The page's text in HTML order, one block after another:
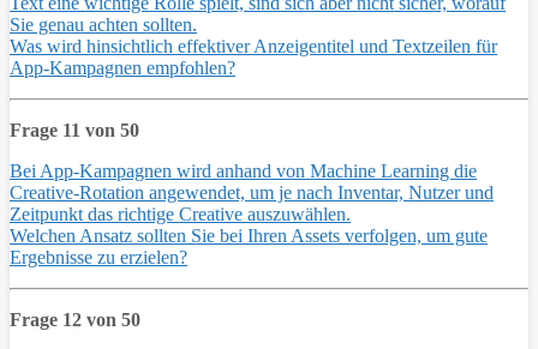
Sie genau achten sollten.
Was wird hinsichtlich effektiver Anzeigentitel und Textzeilen für
App-Kampagnen empfohlen?
Frage 11 von 50
Bei App-Kampagnen wird anhand von Machine Learning die
Creative-Rotation angewendet, um je nach Inventar, Nutzer und
Zeitpunkt das richtige Creative auszuwählen.
Welchen Ansatz sollten Sie bei Ihren Assets verfolgen, um gute
Ergebnisse zu erzielen?
Frage 12 von 50